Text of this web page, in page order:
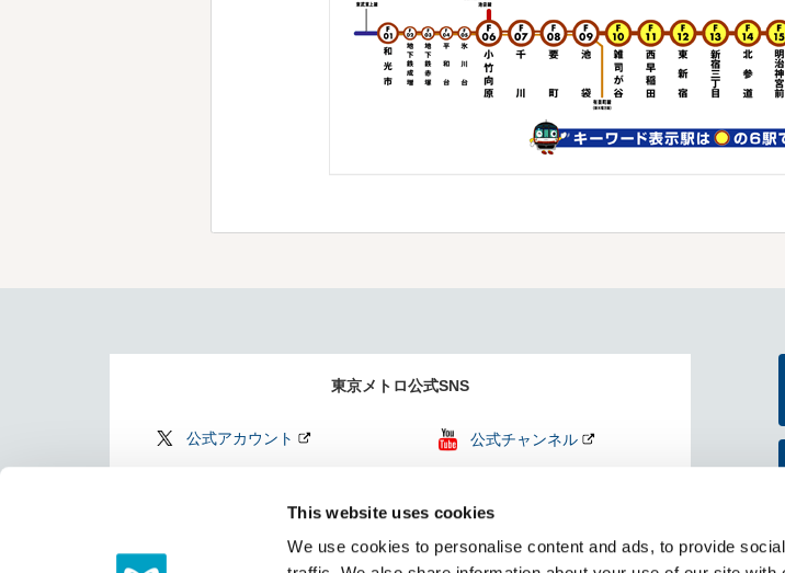
This website uses cookies
We use cookies to personalise content and ads, to provide
東京メトロ公式SNS
公式アカウント 公式チャンネル
（メトニュー）